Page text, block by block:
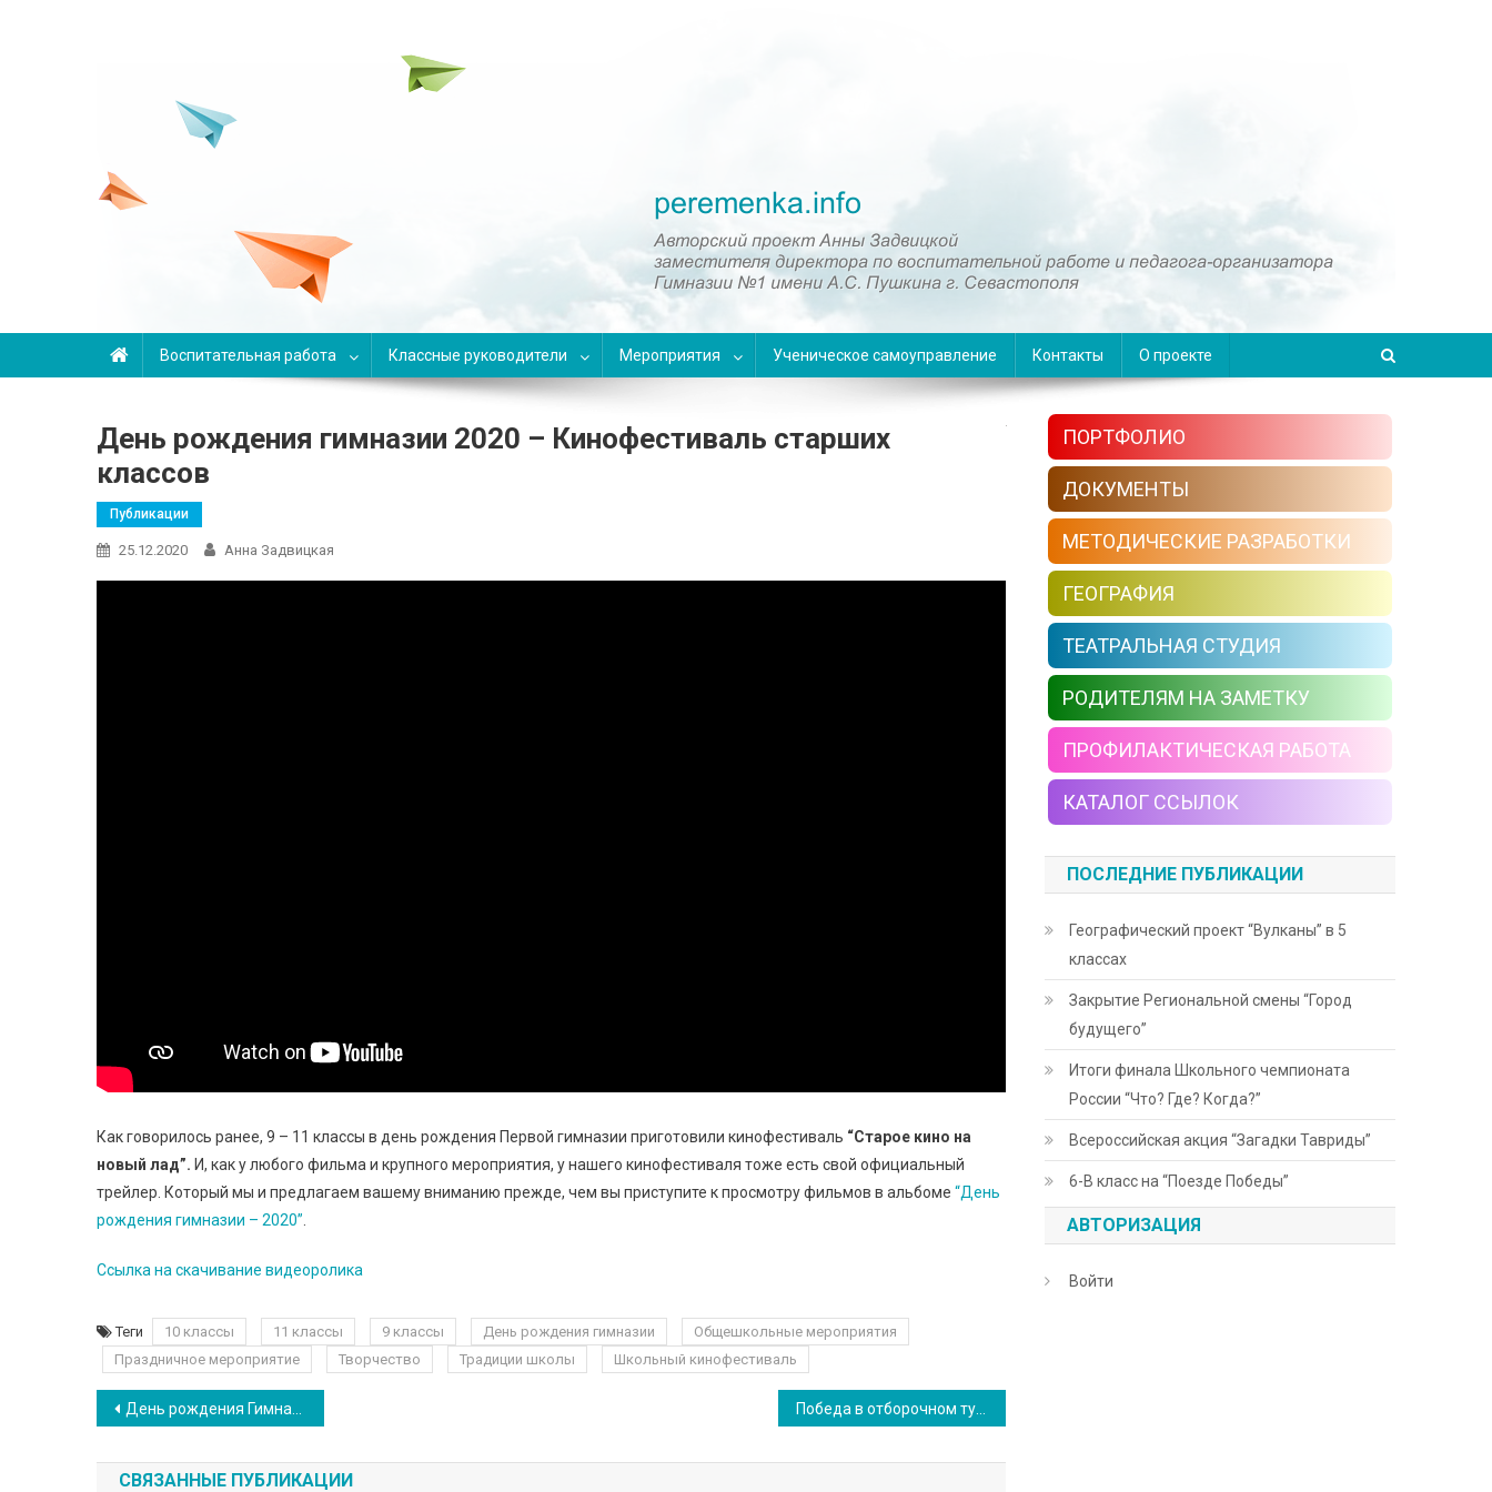
Воспитательная работа Классные руководители Мероприятия Ученическое самоуправление Контакты О проекте
День рождения гимназии 2020 – Кинофестиваль старших
классов
Публикации
25.12.2020 Анна Задвицкая
Как говорилось ранее, 9 – 11 классы в день рождения Первой гимназии приготовили кинофестиваль “Старое кино на
новый лад”. И, как у любого фильма и крупного мероприятия, у нашего кинофестиваля тоже есть свой официальный
трейлер. Который мы и предлагаем вашему вниманию прежде, чем вы приступите к просмотру фильмов в альбоме “День
рождения гимназии – 2020”
Ссылка на скачивание видеоролика
Теги 10 классы 11 классы 9 классы День рождения гимназии
Общешкольные мероприятия
Праздничное мероприятие
Творчество Традиции школы Школьный кинофестиваль
Навигация по записям
День рождения Гимназии – 2020
СВЯЗАННЫЕ ПУБЛИКАЦИИ
ПОРТФОЛИО
ДОКУМЕНТЫ
МЕТОДИЧЕСКИЕ РАЗРАБОТКИ
ГЕОГРАФИЯ
ТЕАТРАЛЬНАЯ СТУДИЯ
РОДИТЕЛЯМ НА ЗАМЕТКУ
ПРОФИЛАКТИЧЕСКАЯ РАБОТА
КАТАЛОГ ССЫЛОК
ПОСЛЕДНИЕ ПУБЛИКАЦИИ
Географический проект “Вулканы” в 5
классах
Закрытие Региональной смены “Город
будущего”
Итоги финала Школьного чемпионата
России “Что? Где? Когда?”
Всероссийская акция “Загадки Тавриды”
6-В класс на “Поезде Победы”
АВТОРИЗАЦИЯ
Войти